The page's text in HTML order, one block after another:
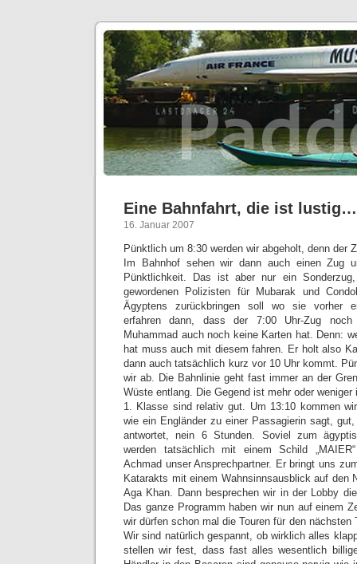
Eine Bahnfahrt, die ist lustig…
16. Januar 2007
Pünktlich um 8:30 werden wir abgeholt, denn der
Im Bahnhof sehen wir dann auch einen Zug
Pünktlichkeit. Das ist aber nur ein
gewordenen Polizisten für Mubarak und
Ägyptens zurückbringen soll wo sie vorher
erfahren dann, dass der 7:00 Uhr-Zug
Muhammad auch noch keine Karten hat. Denn:
hat muss auch mit diesem fahren. Er holt also
dann auch tatsächlich kurz vor 10 Uhr kommt.
wir ab. Die Bahnlinie geht fast immer an der
Wüste entlang. Die Gegend ist mehr oder
1. Klasse sind relativ gut. Um 13:10 kommen
wie ein Engländer zu einer Passagierin sagt,
antwortet, nein 6 Stunden. Soviel zum
werden tatsächlich mit einem Schild
Achmad unser Ansprechpartner. Er bringt uns
Katarakts mit einem Wahnsinnsausblick auf den
Aga Khan. Dann besprechen wir in der Lobby
Das ganze Programm haben wir nun auf einem
wir dürfen schon mal die Touren für den nächsten
Wir sind natürlich gespannt, ob wirklich alles
stellen wir fest, dass fast alles wesentlich